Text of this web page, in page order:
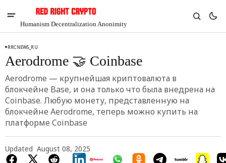
Humanism Decentralization Anonimity
RRCNEWS_RU
Aerodrome 🤝 Coinbase
Aerodrome — крупнейшая криптовалюта в
блокчейне Base, и она только что была внедрена на
Coinbase. Любую монету, представленную на
блокчейне Aerodrome, теперь можно купить на
платформе Coinbase
Updated August 08, 2025